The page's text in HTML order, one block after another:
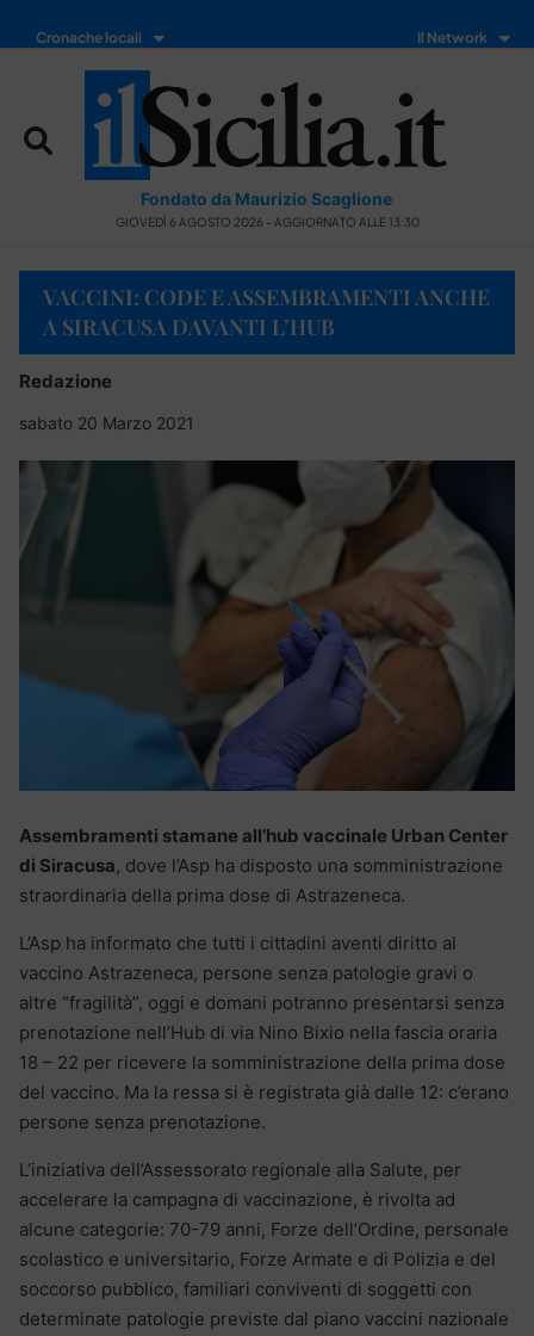
Cronache locali Il Network
Fondato da Maurizio Scaglione
GIOVEDÌ 6 AGOSTO 2026 - AGGIORNATO ALLE 13:30
VACCINI: CODE E ASSEMBRAMENTI ANCHE
A SIRACUSA DAVANTI L’HUB
Redazione
sabato 20 Marzo 2021
Assembramenti stamane all’hub vaccinale Urban Center
di Siracusa, dove l’Asp ha disposto una somministrazione
straordinaria della prima dose di Astrazeneca.
L’Asp ha informato che tutti i cittadini aventi diritto al
vaccino Astrazeneca, persone senza patologie gravi o
altre “fragilità”, oggi e domani potranno presentarsi senza
prenotazione nell’Hub di via Nino Bixio nella fascia oraria
18 – 22 per ricevere la somministrazione della prima dose
del vaccino. Ma la ressa si è registrata già dalle 12: c’erano
persone senza prenotazione.
L’iniziativa dell’Assessorato regionale alla Salute, per
accelerare la campagna di vaccinazione, è rivolta ad
alcune categorie: 70-79 anni, Forze dell’Ordine, personale
scolastico e universitario, Forze Armate e di Polizia e del
soccorso pubblico, familiari conviventi di soggetti con
determinate patologie previste dal piano vaccini nazionale